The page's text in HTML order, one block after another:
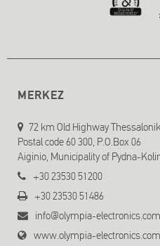
MERKEZ
72 km Old Highway
Postal code 60 300, P.O.Box 06
Aiginio, Municipality of Pydna-
+30 23530 51200
+30 23530 51486
info@olympia-electronics.com
www.olympia-electronics.com